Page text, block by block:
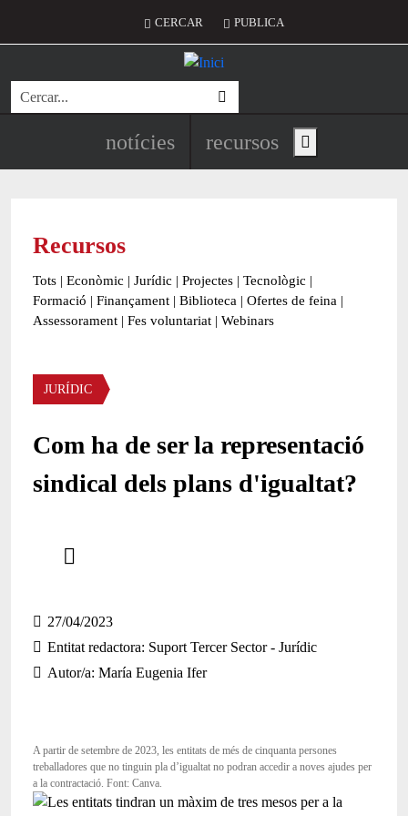
Menú del compte d'usuari
CERCAR PUBLICA
Cerca
Navegació principal de
notícies recursos Show main menu
Recursos
Tots | Econòmic | Jurídic | Projectes | Tecnològic |
Formació | Finançament | Biblioteca | Ofertes de feina |
Assessorament | Fes voluntariat | Webinars
Àmbit
JURÍDIC
Com ha de ser la representació
sindical dels plans d'igualtat?
27/04/2023
Entitat redactora Suport Tercer Sector - Jurídic
Autor/a María Eugenia Ifer
A partir de setembre de 2023, les entitats de més de cinquanta persones
treballadores que no tinguin pla d’igualtat no podran accedir a noves ajudes per
a la contractació. Font: Canva.